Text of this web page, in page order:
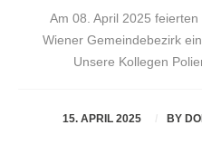
Am 08. April 2025 feierten
Wiener Gemeindebezirk
Unsere Kollegen
15. APRIL 2025 BY